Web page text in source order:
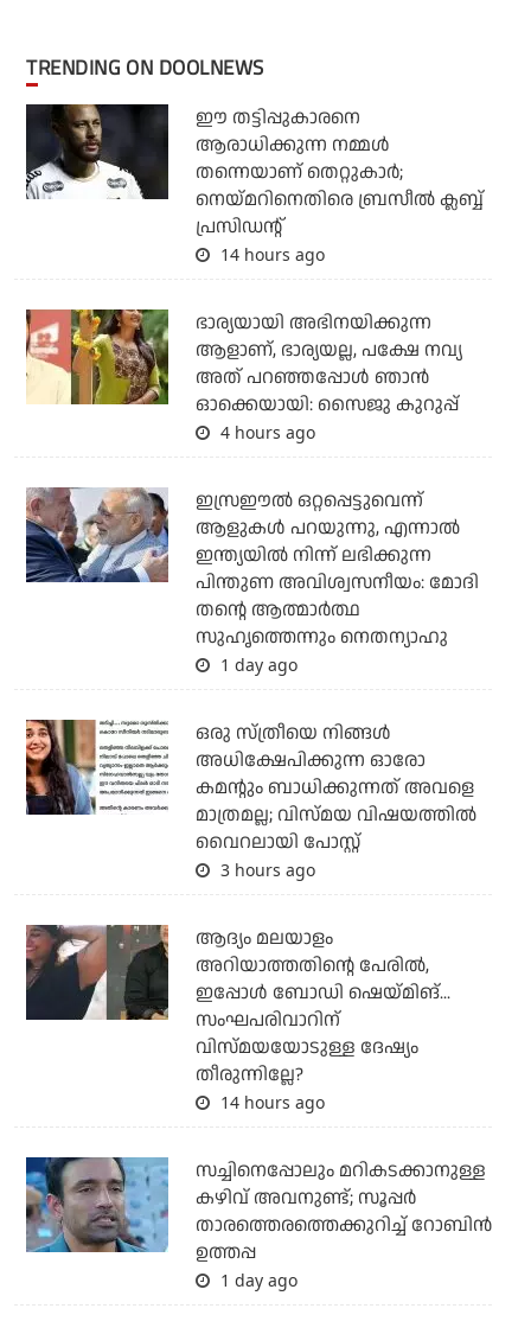
TRENDING ON DOOLNEWS
ഈ തട്ടിപ്പുകാരനെ
ആരാധിക്കുന്ന നമ്മള്‍
തന്നെയാണ് തെറ്റുകാര്‍;
നെയ്മറിനെതിരെ ബ്രസീല്‍ ക്ലബ്ബ്
പ്രസിഡന്റ്
14 hours ago
ഭാര്യയായി അഭിനയിക്കുന്ന
ആളാണ്, ഭാര്യയല്ല, പക്ഷേ നവ്യ
അത് പറഞ്ഞപ്പോള്‍ ഞാന്‍
ഓക്കെയായി: സൈജു കുറുപ്പ്
4 hours ago
ഇസ്രഈല്‍ ഒറ്റപ്പെട്ടുവെന്ന്
ആളുകള്‍ പറയുന്നു, എന്നാല്‍
ഇന്ത്യയില്‍ നിന്ന് ലഭിക്കുന്ന
പിന്തുണ അവിശ്വസനീയം: മോദി
തന്റെ ആത്മാര്‍ത്ഥ
സുഹൃത്തെന്നും നെതന്യാഹു
1 day ago
ഒരു സ്ത്രീയെ നിങ്ങള്‍
അധിക്ഷേപിക്കുന്ന ഓരോ
കമന്റും ബാധിക്കുന്നത് അവളെ
മാത്രമല്ല; വിസ്മയ വിഷയത്തില്‍
വൈറലായി പോസ്റ്റ്
3 hours ago
ആദ്യം മലയാളം
അറിയാത്തതിന്റെ പേരില്‍,
ഇപ്പോള്‍ ബോഡി ഷെയ്മിങ്...
സംഘപരിവാറിന്
വിസ്മയയോടുള്ള ദേഷ്യം
തീരുന്നില്ലേ?
14 hours ago
സച്ചിനെപ്പോലും മറികടക്കാനുള്ള
കഴിവ് അവനുണ്ട്; സൂപ്പര്‍
താരത്തെരത്തെക്കുറിച്ച് റോബിന്‍
ഉത്തപ്പ
1 day ago